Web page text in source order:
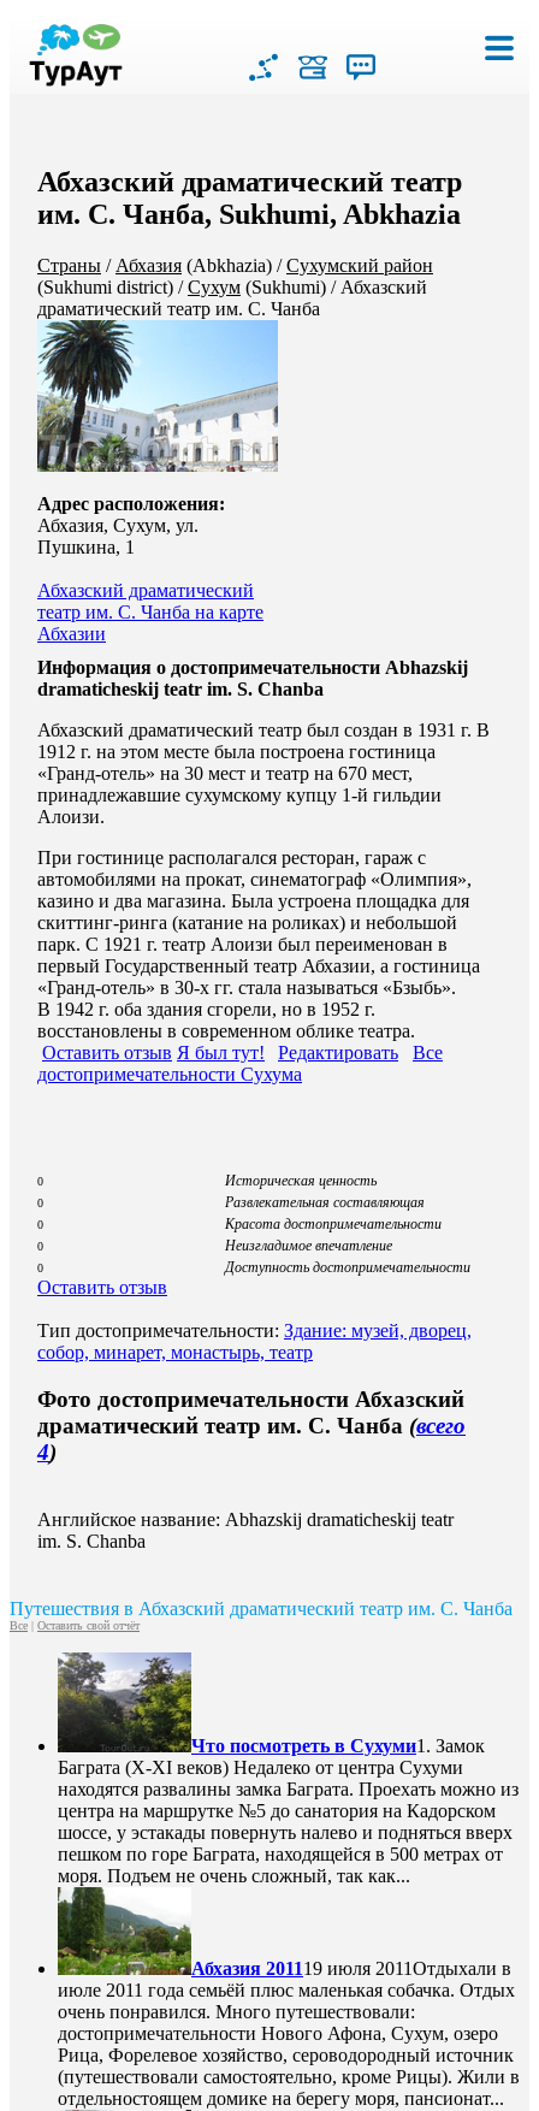
Абхазский драматический театр
им. С. Чанба, Sukhumi, Abkhazia
Страны / Абхазия (Abkhazia) /Сухумский район
(Sukhumi district) /Сухум (Sukhumi) / Абхазский
драматический театр им. С. Чанба
Адрес расположения:
Абхазия, Сухум, ул.
Пушкина, 1
Абхазский драматический
театр им. С. Чанба на карте
Абхазии
Информация о достопримечательности Abhazskij
dramaticheskij teatr im. S. Chanba
Абхазский драматический театр был создан в 1931 г. В
1912 г. на этом месте была построена гостиница
«Гранд-отель» на 30 мест и театр на 670 мест,
принадлежавшие сухумскому купцу 1-й гильдии
Алоизи.
При гостинице располагался ресторан, гараж с
автомобилями на прокат, синематограф «Олимпия»,
казино и два магазина. Была устроена площадка для
скиттинг-ринга (катание на роликах) и небольшой
парк. С 1921 г. театр Алоизи был переименован в
первый Государственный театр Абхазии, а гостиница
«Гранд-отель» в 30-х гг. стала называться «Бзыбь».
В 1942 г. оба здания сгорели, но в 1952 г.
восстановлены в современном облике театра.
Оставить отзыв Я был тут! Редактировать
Все
достопримечательности Сухума
0 Историческая ценность
0 Развлекательная составляющая
0 Красота достопримечательности
0 Неизгладимое впечатление
0 Доступность достопримечательности
Оставить отзыв
Тип достопримечательности: Здание: музей, дворец,
собор, минарет, монастырь, театр
Фото достопримечательности Абхазский
драматический театр им. С. Чанба (всего
4)
Английское название: Abhazskij dramaticheskij teatr
im. S. Chanba
Путешествия в Абхазский драматический театр им. С. Чанба
Все | Оставить свой отчёт
Что посмотреть в Сухуми1. Замок
Баграта (X-XI веков) Недалеко от центра Сухуми
находятся развалины замка Баграта. Проехать можно из
центра на маршрутке №5 до санатория на Кадорском
шоссе, у эстакады повернуть налево и подняться вверх
пешком по горе Баграта, находящейся в 500 метрах от
моря. Подъем не очень сложный, так как...
Абхазия 201119 июля 2011Отдыхали в
июле 2011 года семьёй плюс маленькая собачка. Отдых
очень понравился. Много путешествовали:
достопримечательности Нового Афона, Сухум, озеро
Рица, Форелевое хозяйство, сероводородный источник
(путешествовали самостоятельно, кроме Рицы). Жили в
отдельностоящем домике на берегу моря, пансионат...